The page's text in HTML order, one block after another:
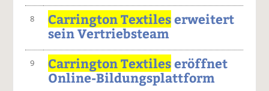
8 Carrington Textileserweitert
sein Vertriebsteam
9 Carrington Textileseröffnet
Online-Bildungsplattform